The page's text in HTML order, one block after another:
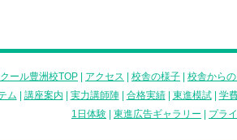
ール豊洲校TOP アクセス 校舎の様子 校舎から
ム
講座案内 実力講師陣| 合格実績| 東進模試| 学
1日体験
東進広告ギャラリー プラ